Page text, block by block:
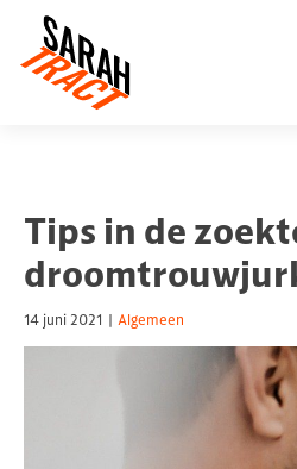
Tips in de
14 juni 2021 | Algemeen